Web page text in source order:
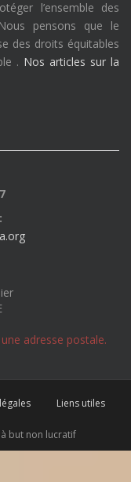
l’ensemble des
pensons que le
des droits équitables
. Nos articles sur la
adresse postale.
Liens utiles
but non lucratif